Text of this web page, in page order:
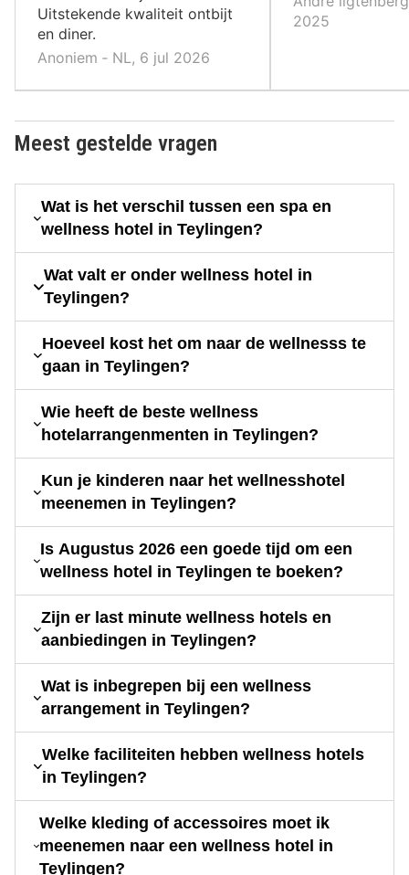
Uitstekende kwaliteit ontbijt
en diner.
Anoniem ‐ NL, 6 jul 2026
2025
Meest gestelde vragen
Wat is het verschil tussen een spa en
wellness hotel in Teylingen?
Wat valt er onder wellness hotel in
Teylingen?
Hoeveel kost het om naar de wellnesss te
gaan in Teylingen?
Wie heeft de beste wellness
hotelarrangenmenten in Teylingen?
Kun je kinderen naar het wellnesshotel
meenemen in Teylingen?
Is Augustus 2026 een goede tijd om een
wellness hotel in Teylingen te boeken?
Zijn er last minute wellness hotels en
aanbiedingen in Teylingen?
Wat is inbegrepen bij een wellness
arrangement in Teylingen?
Welke faciliteiten hebben wellness hotels
in Teylingen?
Welke kleding of accessoires moet ik
meenemen naar een wellness hotel in
Teylingen?